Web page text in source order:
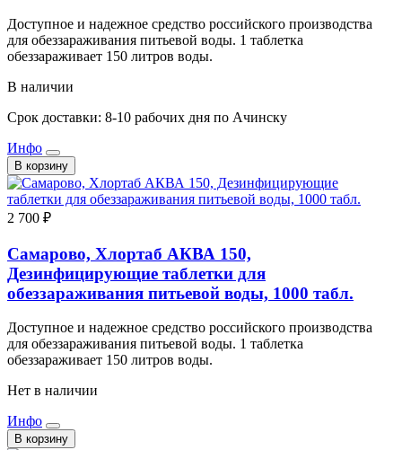
Доступное и надежное средство российского производства
для обеззараживания питьевой воды. 1 таблетка
обеззараживает 150 литров воды.
В наличии
Срок доставки: 8-10 рабочих дня по Ачинску
Инфо
В корзину
2 700 ₽
Самарово, Хлортаб АКВА 150,
Дезинфицирующие таблетки для
обеззараживания питьевой воды, 1000 табл.
Доступное и надежное средство российского производства
для обеззараживания питьевой воды. 1 таблетка
обеззараживает 150 литров воды.
Нет в наличии
Инфо
В корзину